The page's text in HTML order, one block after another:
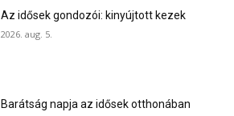
Az idősek gondozói: kinyújtott kezek
2026. aug. 5.
Barátság napja az idősek otthonában